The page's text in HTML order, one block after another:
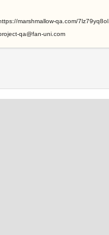
marshmallow-qa.com/7lz79yq8olxbud7?utm_medium=url_text&utm_source=promotion
qa@fan-uni.com